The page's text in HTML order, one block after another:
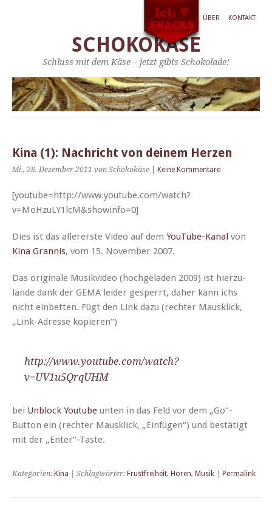
ÜBER KONTAKT
SCHOKOKÄSE
Schluss mit dem Käse – jetzt gibts Schokolade!
Kina (1): Nachricht von deinem Herzen
Mi., 28. Dezember 2011 von Schokokäse Keine Kommentare
[youtube=http://www.youtube.com/watch?
v=MoHzuLY1lcM&showinfo=0]
Dies ist das allererste Video auf dem YouTube-Kanal von
Kina Gran­nis, vom 15. Novem­ber 2007.
Das orig­i­nale Musikvideo (hochge­laden 2009) ist hierzu­
lande dank der GEMA lei­der ges­per­rt, daher kann ichs
nicht ein­bet­ten. Fügt den Link dazu (rechter Mausklick,
„Link-Adresse kopieren“)
http://www.youtube.com/watch?
v=UV1u5QrqUHM
bei Unblock Youtube unten in das Feld vor dem „Go“-
Button ein (rechter Mausklick, „Ein­fü­gen“) und bestätigt
mit der „Enter“-Taste.
Kategorien: Kina | Schlagwörter: Frustfreiheit, Hören, Musik Permalink